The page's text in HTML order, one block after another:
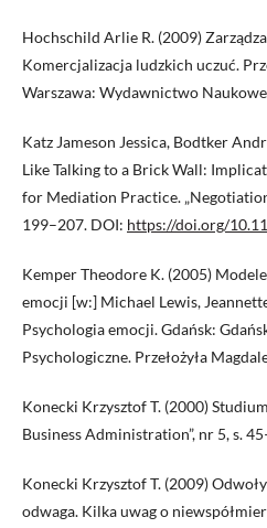
Hochschild Arlie R. (2009)
Komercjalizacja ludzkich uczuć.
Warszawa: Wydawnictwo
Katz Jameson Jessica, Bodtker
Like Talking to a Brick Wall:
for Mediation Practice.
199–207. DOI: https://doi.org/
Kemper Theodore K. (2005)
emocji [w:] Michael Lewis,
Psychologia emocji. Gdańsk:
Psychologiczne. Przełożyła
Konecki Krzysztof T. (2000)
Business Administration”, nr 5, s.
Konecki Krzysztof T. (2009)
odwaga. Kilka uwag o